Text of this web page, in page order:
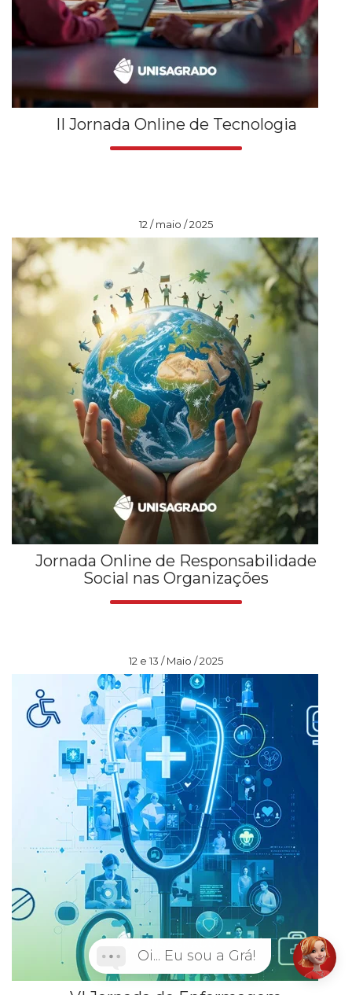
II Jornada Online de Tecnologia
12 / maio / 2025
Jornada Online de Responsabilidade
Social nas Organizações
12 e 13 / Maio / 2025
Oi... Eu sou a Grá!